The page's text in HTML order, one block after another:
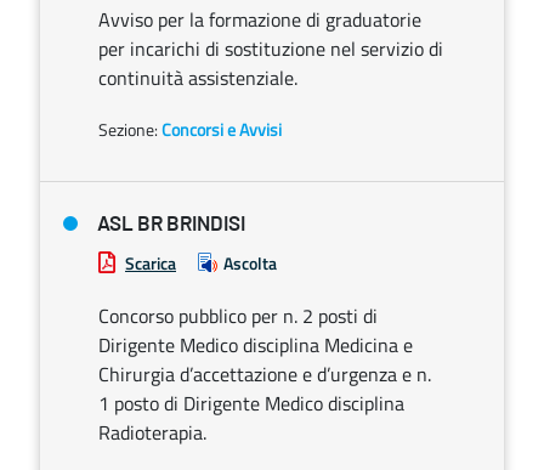
Avviso per la formazione di graduatorie
per incarichi di sostituzione nel servizio di
continuità assistenziale.
Sezione:Concorsi e Avvisi
ASL BR BRINDISI
Scarica Ascolta
Concorso pubblico per n. 2 posti di
Dirigente Medico disciplina Medicina e
Chirurgia d’accettazione e d’urgenza e n.
1 posto di Dirigente Medico disciplina
Radioterapia.